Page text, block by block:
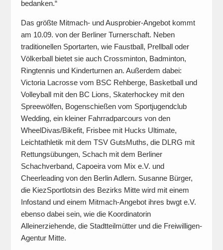
bedanken.“
Das größte Mitmach- und Ausprobier-Angebot kommt
am 10.09. von der Berliner Turnerschaft. Neben
traditionellen Sportarten, wie Faustball, Prellball oder
Völkerball bietet sie auch Crossminton, Badminton,
Ringtennis und Kinderturnen an. Außerdem dabei:
Victoria Lacrosse vom BSC Rehberge, Basketball und
Volleyball mit den BC Lions, Skaterhockey mit den
Spreewölfen, Bogenschießen vom Sportjugendclub
Wedding, ein kleiner Fahrradparcours von den
WheelDivas/Bikefit, Frisbee mit Hucks Ultimate,
Leichtathletik mit dem TSV GutsMuths, die DLRG mit
Rettungsübungen, Schach mit dem Berliner
Schachverband, Capoeira vom Mix e.V. und
Cheerleading von den Berlin Adlern. Susanne Bürger,
die KiezSportlotsin des Bezirks Mitte wird mit einem
Infostand und einem Mitmach-Angebot ihres bwgt e.V.
ebenso dabei sein, wie die Koordinatorin
Alleinerziehende, die Stadtteilmütter und die Freiwilligen-
Agentur Mitte.